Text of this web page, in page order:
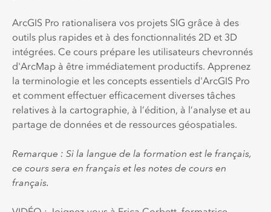
ArcGIS Pro rationalisera vos projets SIG grâce à des
outils plus rapides et à des fonctionnalités 2D et 3D
intégrées. Ce cours prépare les utilisateurs chevronnés
d'ArcMap à être immédiatement productifs. Apprenez
la terminologie et les concepts essentiels d'ArcGIS Pro
et comment effectuer efficacement diverses tâches
relatives à la cartographie, à l’édition, à l’analyse et au
partage de données et de ressources géospatiales.
Remarque : Si la langue de la formation est le français,
ce cours sera en français et les notes de cours en
français.